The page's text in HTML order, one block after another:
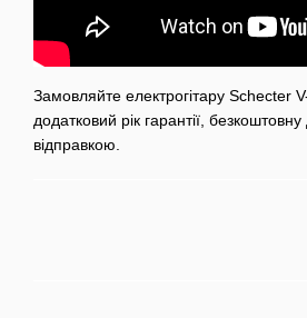
Замовляйте електрогітару Schecter
додатковий рік гарантії,
відправкою.